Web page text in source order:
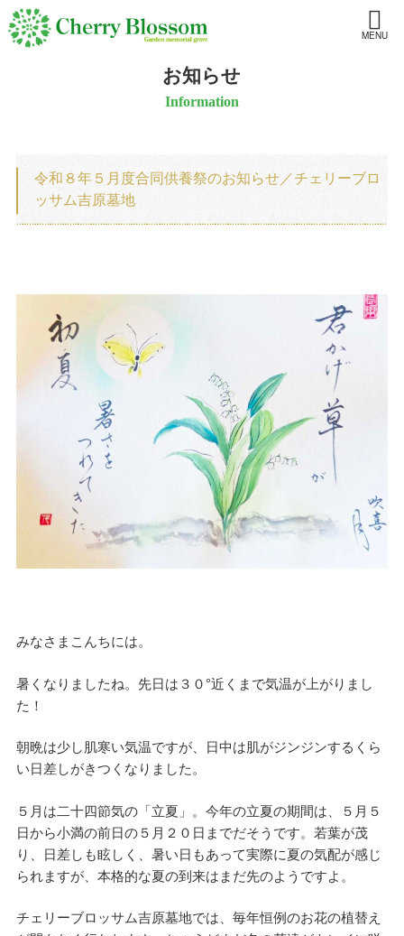
MENU
お知らせ
Information
令和８年５月度合同供養祭のお知らせ／チェリーブロ
ッサム吉原墓地
みなさまこんちには。
暑くなりましたね。先日は３０°近くまで気温が上がりまし
た！
朝晩は少し肌寒い気温ですが、日中は肌がジンジンするくら
い日差しがきつくなりました。
５月は二十四節気の「立夏」。今年の立夏の期間は、５月５
日から小満の前日の５月２０日までだそうです。若葉が茂
り、日差しも眩しく、暑い日もあって実際に夏の気配が感じ
られますが、本格的な夏の到来はまだ先のようですよ。
チェリーブロッサム吉原墓地では、毎年恒例のお花の植替え